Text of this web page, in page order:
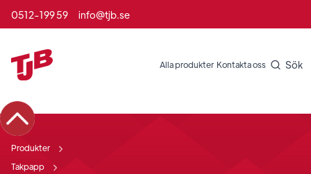
0512-199 59 info@tjb.se
Alla produkter Kontakta oss Sök
Produkter
Takpapp